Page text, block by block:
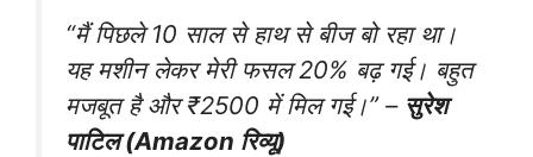
“मैं पिछले 10 साल से हाथ से बीज बो रहा था।
यह मशीन लेकर मेरी फसल 20% बढ़ गई। बहुत
मजबूत है और ₹2500 में मिल गई।”– सुरेश
पाटिल (Amazon रिव्यू)